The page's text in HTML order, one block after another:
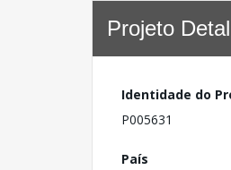
Projeto
Identidade do
P005631
País